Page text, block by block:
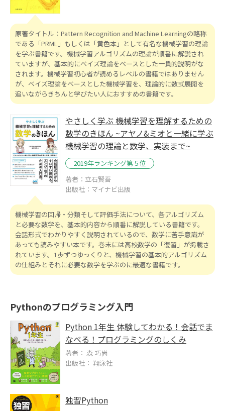
原著タイトル：Pattern Recognition and Machine Learningの略称
である「PRML」もしくは「黄色本」として有名な機械学習の理論
を学ぶ書籍です。機械学習アルゴリズムの理論が順番に解説され
ていますが、基本的にベイズ理論をベースとした一貫的説明がな
されます。機械学習初心者が読めるレベルの書籍ではありません
が、ベイズ理論をベースとした機械学習を、理論的に数式展開を
追いながらきちんと学びたい人におすすめの書籍です。
やさしく学ぶ 機械学習を理解するための
数学のきほん ~アヤノ&ミオと一緒に学ぶ
機械学習の理論と数学、実装まで~
2019年ランキング第５位
著者：立石賢吾
出版社：マイナビ出版
機械学習の回帰・分類そして評価手法について、各アルゴリズム
と必要な数学を、基本的内容から順番に解説している書籍です。
会話形式でわかりやすく説明されているので、数学に苦手意識が
あっても読みやすい本です。巻末には高校数学の「復習」が掲載さ
れています。1歩ずつゆっくりと、機械学習の基本的アルゴリズム
の仕組みとそれに必要な数学を学ぶのに最適な書籍です。
Pythonのプログラミング入門
Python 1年生 体験してわかる！会話でま
なべる！プログラミングのしくみ
著者： 森 巧尚
出版社： 翔泳社
独習Python